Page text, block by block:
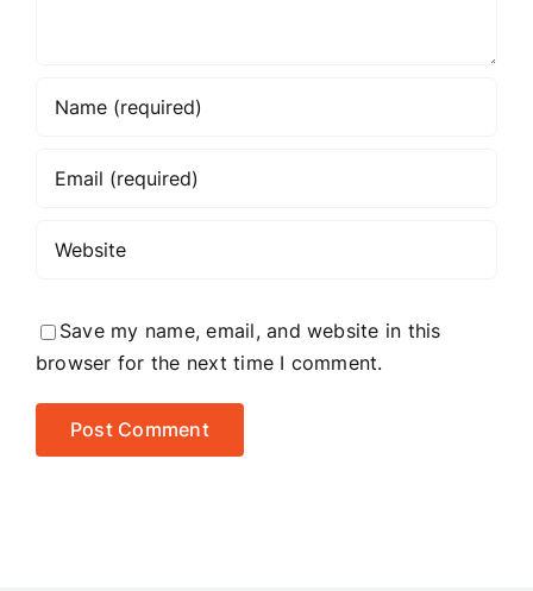
Save my name, email, and website in this
browser for the next time I comment.